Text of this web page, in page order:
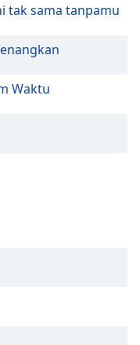
tak sama tanpamu
Waktu